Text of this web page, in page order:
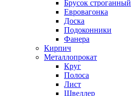
Брусок строганный
Евровагонка
Доска
Подоконники
Фанера
Кирпич
Металлопрокат
Круг
Полоса
Лист
Швеллер